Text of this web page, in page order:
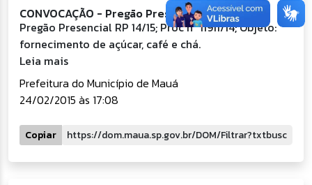
CONVOCAÇÃO - Pregão Presencial - RP 14/15
Pregão Presencial RP 14/15; Proc n° 11911/14; Objeto:
fornecimento de açúcar, café e chá.
Leia mais
Prefeitura do Município de Mauá
24/02/2015 às 17:08
Copiar